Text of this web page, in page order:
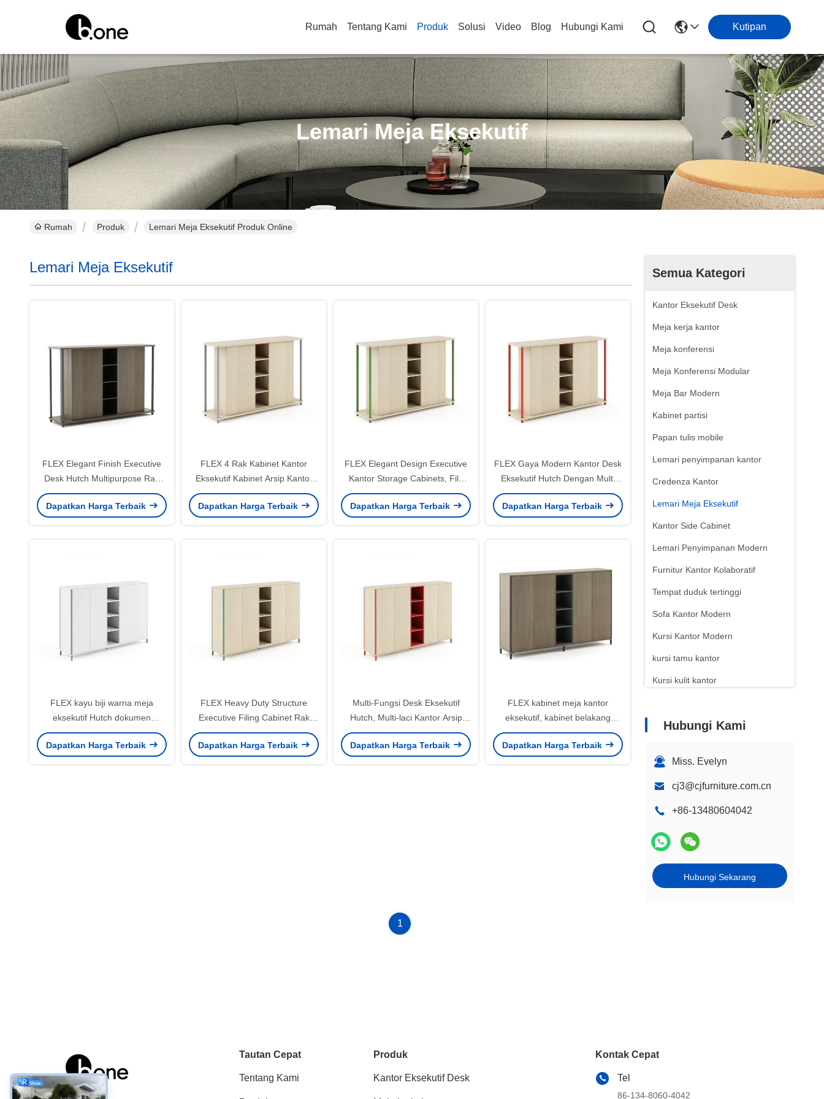
Rumah Tentang Kami Produk Solusi Video Blog Hubungi Kami Kutipan
Lemari Meja Eksekutif
Rumah Produk Lemari Meja Eksekutif Produk Online
Semua Kategori
Kantor Eksekutif Desk
Meja kerja kantor
Meja konferensi
Meja Konferensi Modular
Meja Bar Modern
Kabinet partisi
Papan tulis mobile
Lemari penyimpanan kantor
Credenza Kantor
Lemari Meja Eksekutif
Kantor Side Cabinet
Lemari Penyimpanan Modern
Furnitur Kantor Kolaboratif
Tempat duduk tertinggi
Sofa Kantor Modern
Kursi Kantor Modern
kursi tamu kantor
Kursi kulit kantor
Hubungi Kami
Miss. Evelyn
cj3@cjfurniture.com.cn
+86-13480604042
Hubungi Sekarang
Lemari Meja Eksekutif
FLEX Elegant Finish Executive
Desk Hutch Multipurpose Rak
Storage Cabinet Untuk Ruang
Kantor
Dapatkan Harga Terbaik
FLEX 4 Rak Kabinet Kantor
Eksekutif Kabinet Arsip Kantor
Modern
Dapatkan Harga Terbaik
FLEX Elegant Design Executive
Kantor Storage Cabinets, File
Storage Kantor Sideboard
Cabinet
Dapatkan Harga Terbaik
FLEX Gaya Modern Kantor Desk
Eksekutif Hutch Dengan Multi
Layer Drawers Custom Size
Dapatkan Harga Terbaik
FLEX kayu biji warna meja
eksekutif Hutch dokumen
penyelenggara kabinet Kantor
sideboard
Dapatkan Harga Terbaik
FLEX Heavy Duty Structure
Executive Filing Cabinet Rak
yang dapat disesuaikan dengan
finishing laminasi
Dapatkan Harga Terbaik
Multi-Fungsi Desk Eksekutif
Hutch, Multi-laci Kantor Arsip
Lemari
Dapatkan Harga Terbaik
FLEX kabinet meja kantor
eksekutif, kabinet belakang
eksekutif desain partisi
Dapatkan Harga Terbaik
1
Tautan Cepat
Tentang Kami
Produk
Kantor Eksekutif Desk
Kontak Cepat
Tel
86-134-8060-4042